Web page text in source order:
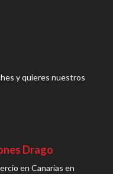
y quieres nuestros
Drago
en Canarias en